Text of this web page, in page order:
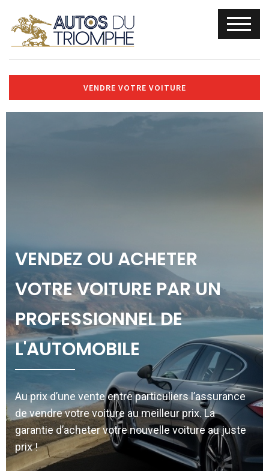
VENDRE VOTRE VOITURE
VENDEZ OU ACHETER
VOTRE VOITURE PAR UN
PROFESSIONNEL DE
L'AUTOMOBILE
Au prix d’une vente entre particuliers l’assurance
de vendre votre voiture au meilleur prix. La
garantie d’acheter votre nouvelle voiture au juste
prix !